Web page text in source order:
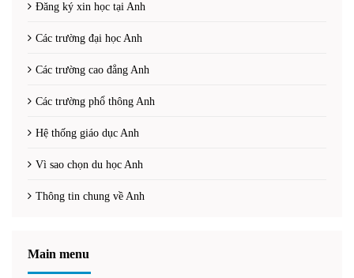
Đăng ký xin học tại Anh
Các trường đại học Anh
Các trường cao đẳng Anh
Các trường phổ thông Anh
Hệ thống giáo dục Anh
Vì sao chọn du học Anh
Thông tin chung về Anh
Main menu